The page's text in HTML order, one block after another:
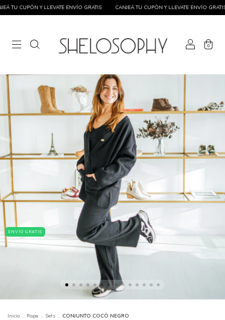
CUPÓN Y LLEVATE ENVÍO GRATIS CANJEÁ TU CUPÓN Y LLEVATE ENVÍO GRATIS
0
ENVÍO GRATIS
Inicio . Ropa . Sets . CONJUNTO COCÓ NEGRO